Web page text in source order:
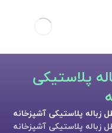
پلاستیکی
زباله پلاستیکی آشپزخانه
زباله پلاستیکی آشپزخانه